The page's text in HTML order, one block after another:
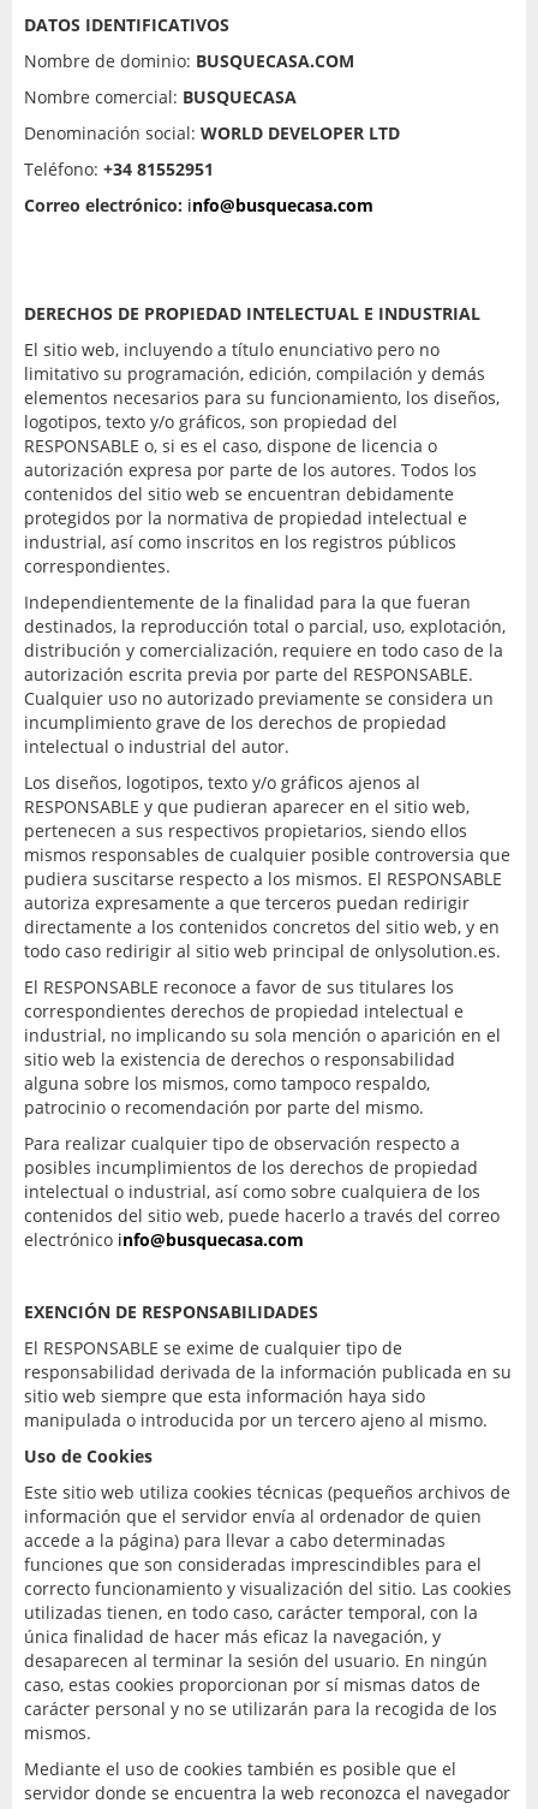
DATOS IDENTIFICATIVOS
Nombre de dominio: BUSQUECASA.COM
Nombre comercial: BUSQUECASA
Denominación social: WORLD DEVELOPER LTD
Teléfono: +34 81552951
Correo electrónico: info@busquecasa.com
DERECHOS DE PROPIEDAD INTELECTUAL E INDUSTRIAL
El sitio web, incluyendo a título enunciativo pero no
limitativo su programación, edición, compilación y demás
elementos necesarios para su funcionamiento, los diseños,
logotipos, texto y/o gráficos, son propiedad del
RESPONSABLE o, si es el caso, dispone de licencia o
autorización expresa por parte de los autores. Todos los
contenidos del sitio web se encuentran debidamente
protegidos por la normativa de propiedad intelectual e
industrial, así como inscritos en los registros públicos
correspondientes.
Independientemente de la finalidad para la que fueran
destinados, la reproducción total o parcial, uso, explotación,
distribución y comercialización, requiere en todo caso de la
autorización escrita previa por parte del RESPONSABLE.
Cualquier uso no autorizado previamente se considera un
incumplimiento grave de los derechos de propiedad
intelectual o industrial del autor.
Los diseños, logotipos, texto y/o gráficos ajenos al
RESPONSABLE y que pudieran aparecer en el sitio web,
pertenecen a sus respectivos propietarios, siendo ellos
mismos responsables de cualquier posible controversia que
pudiera suscitarse respecto a los mismos. El RESPONSABLE
autoriza expresamente a que terceros puedan redirigir
directamente a los contenidos concretos del sitio web, y en
todo caso redirigir al sitio web principal de onlysolution.es.
El RESPONSABLE reconoce a favor de sus titulares los
correspondientes derechos de propiedad intelectual e
industrial, no implicando su sola mención o aparición en el
sitio web la existencia de derechos o responsabilidad
alguna sobre los mismos, como tampoco respaldo,
patrocinio o recomendación por parte del mismo.
Para realizar cualquier tipo de observación respecto a
posibles incumplimientos de los derechos de propiedad
intelectual o industrial, así como sobre cualquiera de los
contenidos del sitio web, puede hacerlo a través del correo
electrónico info@busquecasa.com
EXENCIÓN DE RESPONSABILIDADES
El RESPONSABLE se exime de cualquier tipo de
responsabilidad derivada de la información publicada en su
sitio web siempre que esta información haya sido
manipulada o introducida por un tercero ajeno al mismo.
Uso de Cookies
Este sitio web utiliza cookies técnicas (pequeños archivos de
información que el servidor envía al ordenador de quien
accede a la página) para llevar a cabo determinadas
funciones que son consideradas imprescindibles para el
correcto funcionamiento y visualización del sitio. Las cookies
utilizadas tienen, en todo caso, carácter temporal, con la
única finalidad de hacer más eficaz la navegación, y
desaparecen al terminar la sesión del usuario. En ningún
caso, estas cookies proporcionan por sí mismas datos de
carácter personal y no se utilizarán para la recogida de los
mismos.
Mediante el uso de cookies también es posible que el
servidor donde se encuentra la web reconozca el navegador